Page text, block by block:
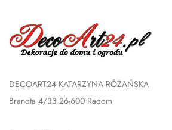
DECOART24 KATARZYNA RÓŻAŃSKA
Brandta 4/33 26-600 Radom